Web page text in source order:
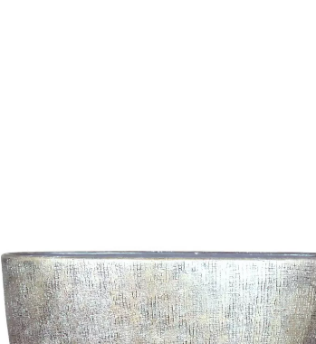
INNA-GLAS
Blumentopf Ovaler Keramiktopf mit Maserung, Gold,
50x20x36 cm
90,90 €
lieferbar - in 3-4 Werktagen bei dir